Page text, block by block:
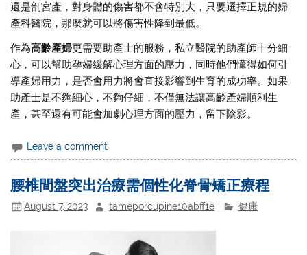
還是剖宮產，對身體的傷害都不會特別大，只要選擇正規的婦
產科醫院，那麼就可以將傷害性降到最低。
作為高齡產婦更需要助產士的服務，私立醫院的助產師十分細
心，可以幫助孕婦緩解心理方面的壓力，同時他們懂得如何引
導產婦用力，是否會用力將會直接影響到生育的成功率。如果
助產士是不夠細心，不夠仔細，不僅無法讓高齡產婦順利生
產，甚至還有可能會加劇心理方面的壓力，留下陰影。
Leave a comment
腰椎間盤突出治療需個性化脊骨矯正療程
August 7, 2023 tameporcupine10abff1e 健康